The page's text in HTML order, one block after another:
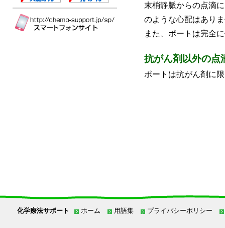
末梢静脈からの点滴
のような心配はあり
また、ポートは完全
抗がん剤以外の点
ポートは抗がん剤に
化学療法サポート ホーム 用語集 プライバシーポリシー